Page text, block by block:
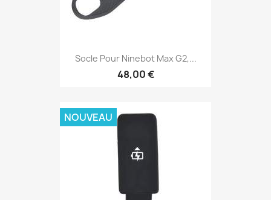
Socle Pour Ninebot Max G2,...
48,00 €
NOUVEAU